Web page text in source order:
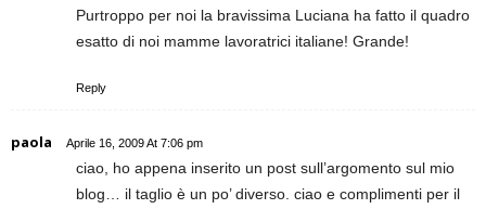
Purtroppo per noi la bravissima Luciana ha fatto il quadro
esatto di noi mamme lavoratrici italiane! Grande!
Reply
paola Aprile 16, 2009 At 7:06 pm
ciao, ho appena inserito un post sull’argomento sul mio
blog… il taglio è un po’ diverso. ciao e complimenti per il